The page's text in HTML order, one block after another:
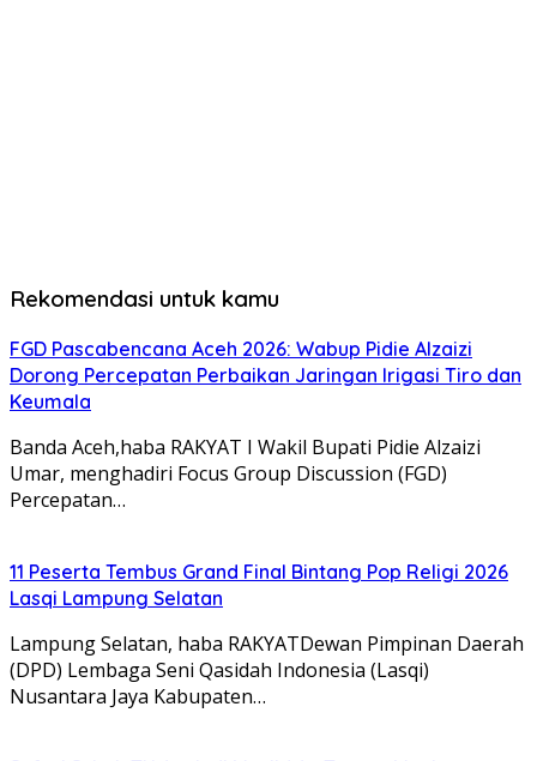
Rekomendasi untuk kamu
FGD Pascabencana Aceh 2026: Wabup Pidie Alzaizi
Dorong Percepatan Perbaikan Jaringan Irigasi Tiro dan
Keumala
Banda Aceh,haba RAKYAT I Wakil Bupati Pidie Alzaizi
Umar, menghadiri Focus Group Discussion (FGD)
Percepatan…
11 Peserta Tembus Grand Final Bintang Pop Religi 2026
Lasqi Lampung Selatan
Lampung Selatan, haba RAKYATDewan Pimpinan Daerah
(DPD) Lembaga Seni Qasidah Indonesia (Lasqi)
Nusantara Jaya Kabupaten…